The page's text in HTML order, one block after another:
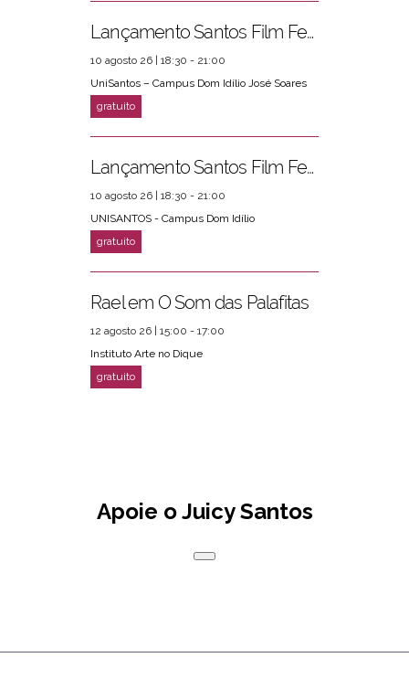
Lançamento Santos Film Fest
10 agosto 26 | 18:30 - 21:00
UniSantos – Campus Dom Idílio José Soares
Lançamento Santos Film Fest
10 agosto 26 | 18:30 - 21:00
UNISANTOS - Campus Dom Idílio
Rael em O Som das Palafitas
12 agosto 26 | 15:00 - 17:00
Instituto Arte no Dique
Apoie o Juicy Santos